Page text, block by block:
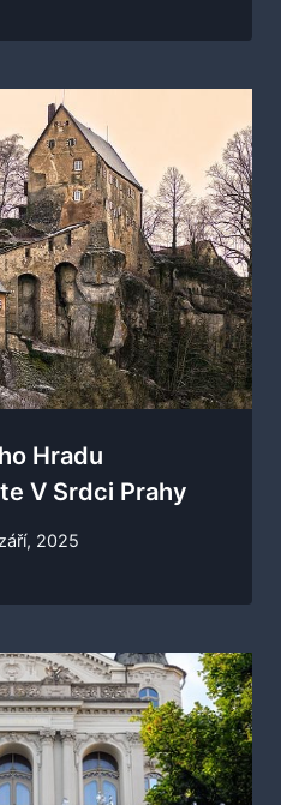
Hradu
V Srdci Prahy
2025